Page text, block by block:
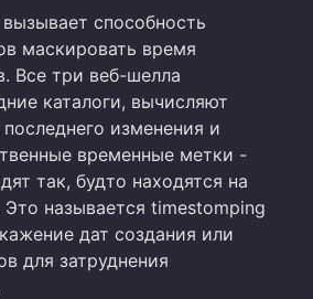
способность
маскировать время
Все три веб-шелла
каталоги, вычисляют
изменения и
временные метки -
так, будто находятся на
называется timestomping
дат создания или
для затруднения